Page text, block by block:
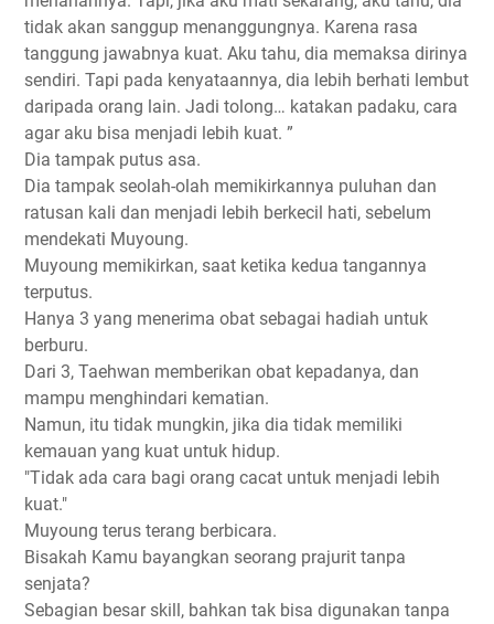
tidak akan sanggup menanggungnya. Karena rasa
tanggung jawabnya kuat. Aku tahu, dia memaksa dirinya
sendiri. Tapi pada kenyataannya, dia lebih berhati lembut
daripada orang lain. Jadi tolong… katakan padaku, cara
agar aku bisa menjadi lebih kuat. ”
Dia tampak putus asa.
Dia tampak seolah-olah memikirkannya puluhan dan
ratusan kali dan menjadi lebih berkecil hati, sebelum
mendekati Muyoung.
Muyoung memikirkan, saat ketika kedua tangannya
terputus.
Hanya 3 yang menerima obat sebagai hadiah untuk
berburu.
Dari 3, Taehwan memberikan obat kepadanya, dan
mampu menghindari kematian.
Namun, itu tidak mungkin, jika dia tidak memiliki
kemauan yang kuat untuk hidup.
"Tidak ada cara bagi orang cacat untuk menjadi lebih
kuat."
Muyoung terus terang berbicara.
Bisakah Kamu bayangkan seorang prajurit tanpa
senjata?
Sebagian besar skill, bahkan tak bisa digunakan tanpa